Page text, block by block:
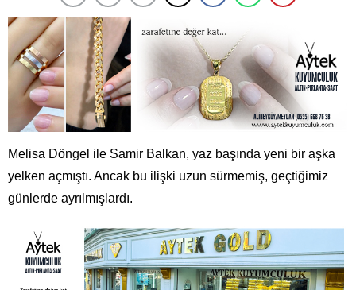
Melisa Döngel ile Samir Balkan, yaz başında yeni bir aşka
yelken açmıştı. Ancak bu ilişki uzun sürmemiş, geçtiğimiz
günlerde ayrılmışlardı.